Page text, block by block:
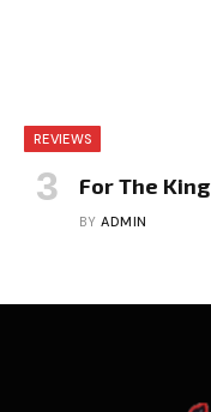
REVIEWS
For The King
BY ADMIN